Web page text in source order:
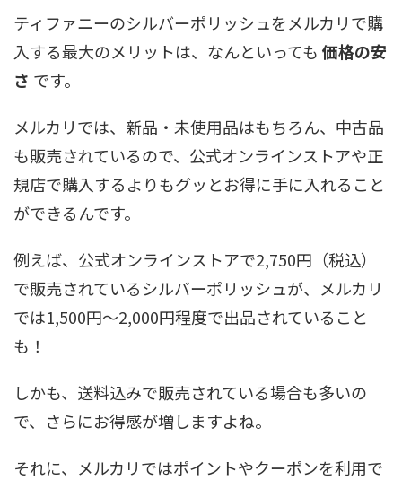
ティファニーのシルバーポリッシュをメルカリで購
入する最大のメリットは、なんといっても 価格の安
さ です。
メルカリでは、新品・未使用品はもちろん、中古品
も販売されているので、公式オンラインストアや正
規店で購入するよりもグッとお得に手に入れること
ができるんです。
例えば、公式オンラインストアで2,750円（税込）
で販売されているシルバーポリッシュが、メルカリ
では1,500円～2,000円程度で出品されていること
も！
しかも、送料込みで販売されている場合も多いの
で、さらにお得感が増しますよね。
それに、メルカリではポイントやクーポンを利用で